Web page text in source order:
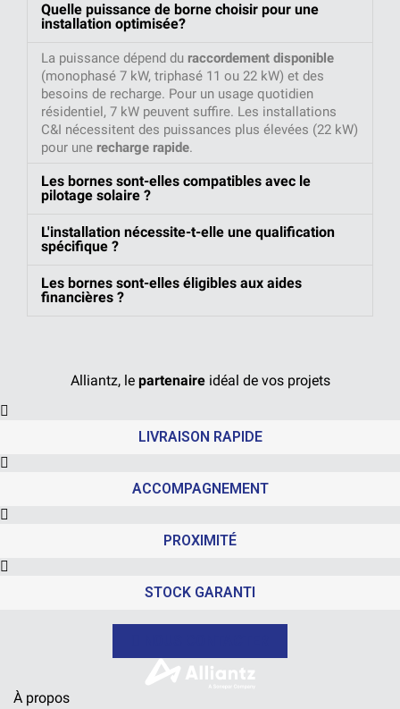
Quelle puissance de borne choisir pour une
installation optimisée?
La puissance dépend du raccordement disponible
(monophasé 7 kW, triphasé 11 ou 22 kW) et des
besoins de recharge. Pour un usage quotidien
résidentiel, 7 kW peuvent suffire. Les installations
C&I nécessitent des puissances plus élevées (22 kW)
pour une recharge rapide.
Les bornes sont-elles compatibles avec le
pilotage solaire ?
L'installation nécessite-t-elle une qualification
spécifique ?
Les bornes sont-elles éligibles aux aides
financières ?
Alliantz, le partenaireidéal de vos projets
LIVRAISON RAPIDE
ACCOMPAGNEMENT
PROXIMITÉ
STOCK GARANTI
À propos